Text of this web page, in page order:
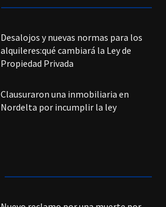
Desalojos y nuevas normas para los
alquileres:qué cambiará la Ley de
Propiedad Privada
Clausuraron una inmobiliaria en
Nordelta por incumplir la ley